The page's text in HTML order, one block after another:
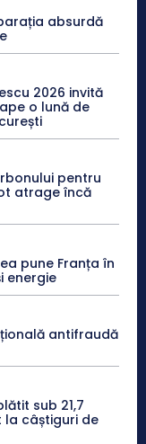
absurdă
2026 invită
o lună de
pentru
atrage încă
pune Franța în
energie
antifraudă
sub 21,7
la câștiguri de